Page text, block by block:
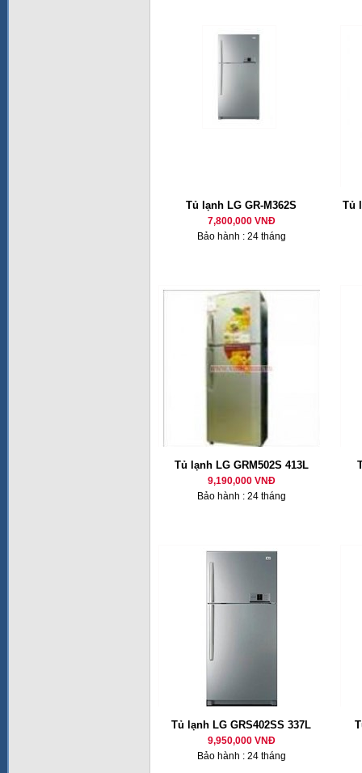
Tủ lạnh LG GR-M362S
7,800,000 VNĐ
Bảo hành : 24 tháng
Tủ
Tủ lạnh LG GRM502S 413L
9,190,000 VNĐ
Bảo hành : 24 tháng
Tủ lạnh LG GRS402SS 337L
9,950,000 VNĐ
Bảo hành : 24 tháng